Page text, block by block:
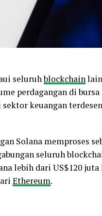
seluruhblockchain
perdagangan di bursa
keuangan
Solana memproses
seluruh
lebih dari US$120 juta
Ethereum.